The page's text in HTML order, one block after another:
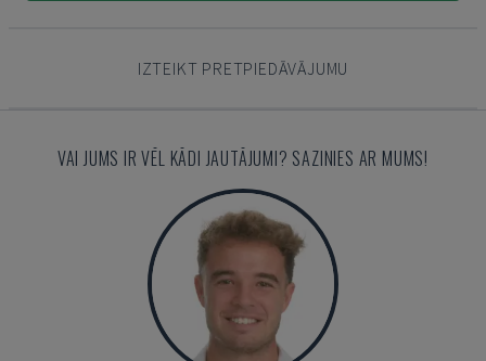
IZTEIKT PRETPIEDĀVĀJUMU
VAI JUMS IR VĒL KĀDI JAUTĀJUMI? SAZINIES AR MUMS!